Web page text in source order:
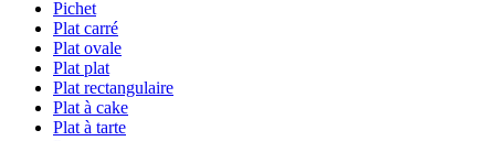
Pichet
Plat carré
Plat ovale
Plat plat
Plat rectangulaire
Plat à cake
Plat à tarte